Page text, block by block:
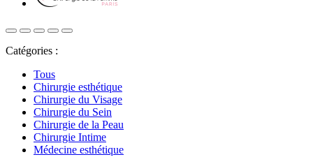
Catégories :
Tous
Chirurgie esthétique
Chirurgie du Visage
Chirurgie du Sein
Chirurgie de la Peau
Chirurgie Intime
Médecine esthétique